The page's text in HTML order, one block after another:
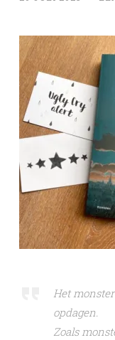
Het
opdagen.
Zoals